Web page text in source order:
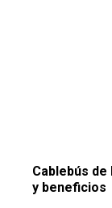
Cablebús
y beneficios